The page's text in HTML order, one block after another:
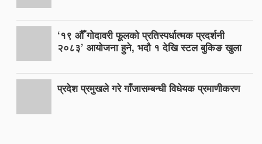
‘१९ औँ गोदावरी फूलको प्रतिस्पर्धात्मक प्रदर्शनी
२०८३’ आयोजना हुने, भदौ १ देखि स्टल बुकिङ खुला
प्रदेश प्रमुखले गरे गाँजासम्बन्धी विधेयक प्रमाणीकरण